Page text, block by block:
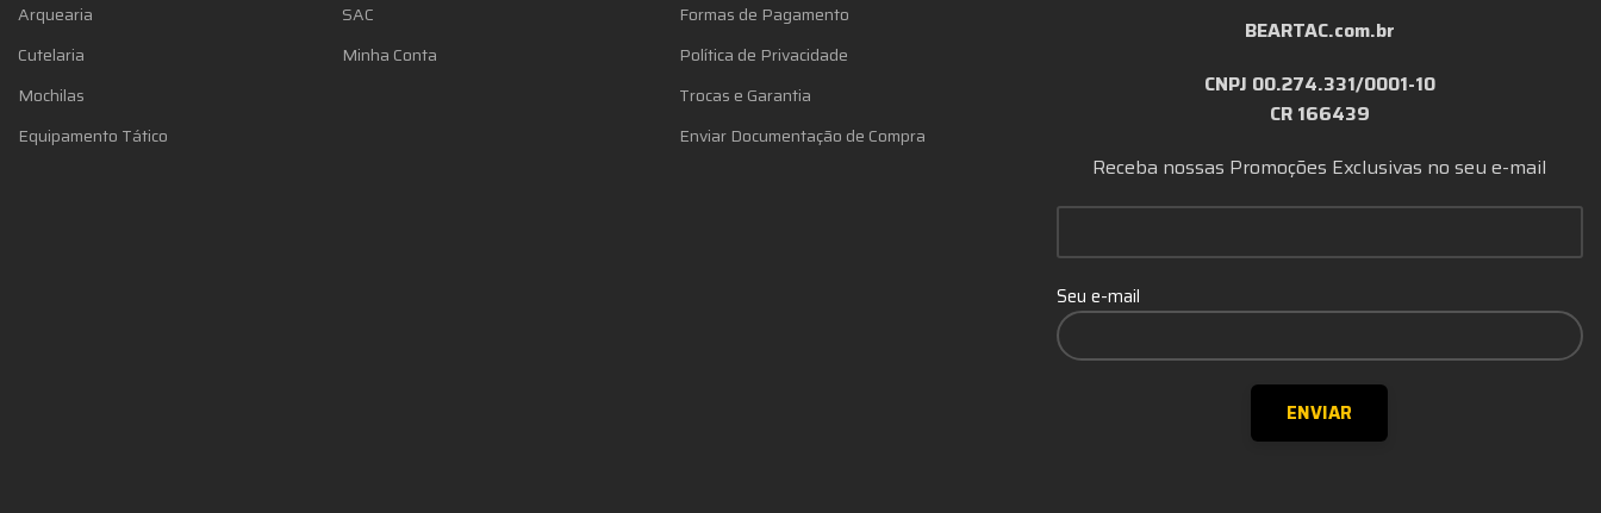
Arquearia
Cutelaria
Mochilas
Equipamento Tático
SAC
Minha Conta
Formas de Pagamento
Política de Privacidade
Trocas e Garantia
Enviar Documentação de Compra
BEARTAC.com.br
CNPJ 00.274.331/0001-10
CR 166439
Receba nossas Promoções Exclusivas no seu e-mail
Seu e-mail